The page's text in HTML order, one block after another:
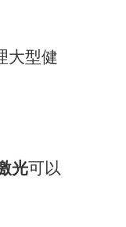
大型健
光可以